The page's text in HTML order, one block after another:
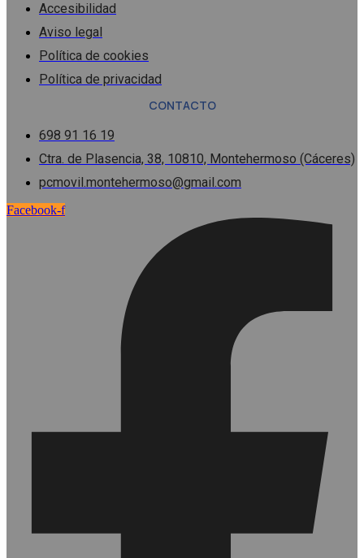
Accesibilidad
Aviso legal
Política de cookies
Política de privacidad
CONTACTO
698 91 16 19
Ctra. de Plasencia, 38, 10810, Montehermoso (Cáceres)
pcmovil.montehermoso@gmail.com
Facebook-f